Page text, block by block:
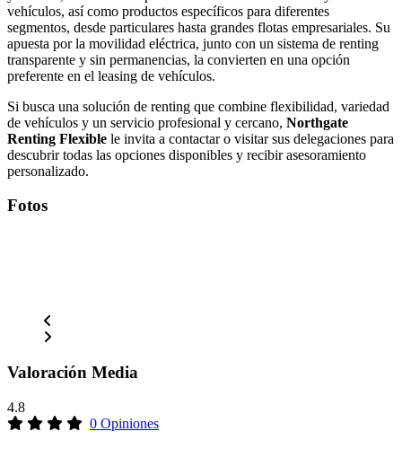
vehículos, así como productos específicos para diferentes
segmentos, desde particulares hasta grandes flotas empresariales. Su
apuesta por la movilidad eléctrica, junto con un sistema de renting
transparente y sin permanencias, la convierten en una opción
preferente en el leasing de vehículos.
Si busca una solución de renting que combine flexibilidad, variedad
de vehículos y un servicio profesional y cercano, Northgate
Renting Flexible le invita a contactar o visitar sus delegaciones para
descubrir todas las opciones disponibles y recibir asesoramiento
personalizado.
Fotos
Valoración Media
4.8
0 Opiniones